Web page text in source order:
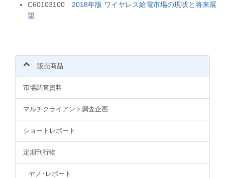
C60103100 2018年版 ワイヤレス給電市場の現状と将来展
望
販売商品
市場調査資料
マルチクライアント調査企画
ショートレポート
定期刊行物
ヤノ･レポート